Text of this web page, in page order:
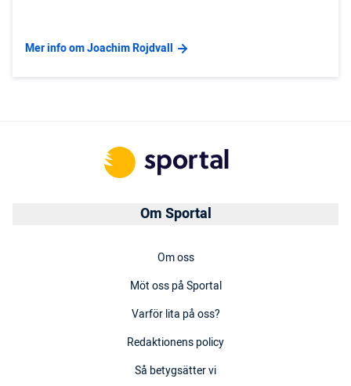
Mer info om Joachim Rojdvall
Om Sportal
Om oss
Möt oss på Sportal
Varför lita på oss?
Redaktionens policy
Så betygsätter vi